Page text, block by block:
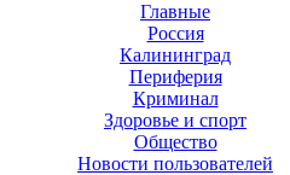
Главные
Россия
Калининград
Периферия
Криминал
Здоровье и спорт
Общество
Новости пользователей